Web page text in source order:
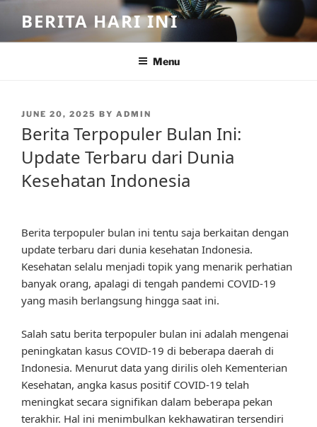
content
BERITA HARI INI
Menu
POSTED
JUNE 20, 2025 BY ADMIN
Berita Terpopuler Bulan Ini:
Update Terbaru dari Dunia
Kesehatan Indonesia
Berita terpopuler bulan ini tentu saja berkaitan dengan
update terbaru dari dunia kesehatan Indonesia.
Kesehatan selalu menjadi topik yang menarik perhatian
banyak orang, apalagi di tengah pandemi COVID-19
yang masih berlangsung hingga saat ini.
Salah satu berita terpopuler bulan ini adalah mengenai
peningkatan kasus COVID-19 di beberapa daerah di
Indonesia. Menurut data yang dirilis oleh Kementerian
Kesehatan, angka kasus positif COVID-19 telah
meningkat secara signifikan dalam beberapa pekan
terakhir. Hal ini menimbulkan kekhawatiran tersendiri